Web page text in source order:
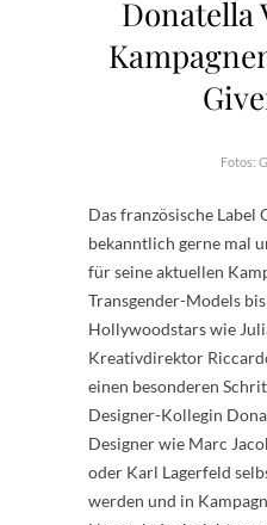
Donatella
Fotos:
Das französische Label
bekanntlich gerne mal
für seine aktuellen
Transgender-Models
Hollywoodstars wie
Kreativdirektor
einen besonderen
Designer-Kollegin
Designer wie Marc
oder Karl Lagerfeld
werden und in